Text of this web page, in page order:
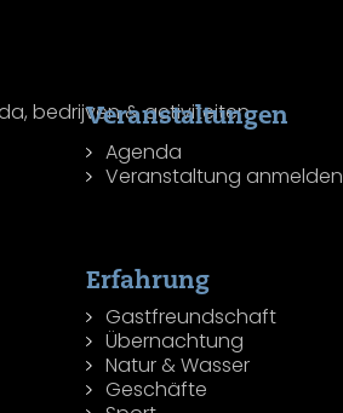
Veranstaltungen
Agenda
Veranstaltung anmelden
Erfahrung
Gastfreundschaft
Übernachtung
Natur & Wasser
Geschäfte